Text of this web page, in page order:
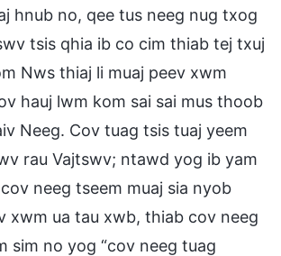
hnub no, qee tus neeg nug txog
tsis qhia ib co cim thiab tej txuj
Nws thiaj li muaj peev xwm
hauj lwm kom sai sai mus thoob
Neeg. Cov tuag tsis tuaj yeem
rau Vajtswv; ntawd yog ib yam
neeg tseem muaj sia nyob
xwm ua tau xwb, thiab cov neeg
sim no yog “cov neeg tuag